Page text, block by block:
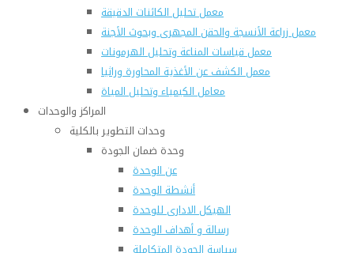
معمل تحليل الكائنات الدقيقة
معمل زراعة الأنسجة والحقن المجهرى وبحوث الأجنة
معمل قياسات المناعة وتحليل الهرمونات
معمل الكشف عن الأغذية المحاورة وراثيا
معامل الكيمياء وتحليل المياة
المراكز والوحدات
وحدات التطوير بالكلية
وحدة ضمان الجودة
عن الوحدة
أنشطة الوحدة
الهيكل الادارى للوحدة
رسالة و أهداف الوحدة